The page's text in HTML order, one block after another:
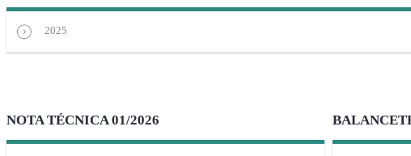
2025
NOTA TÉCNICA 01/2026